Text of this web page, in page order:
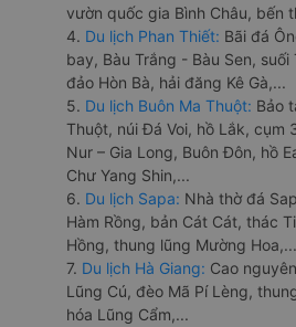
vườn quốc gia Bình Châu, bến
4. Du lịch Phan Thiết: Bãi đá
bay, Bàu Trắng - Bàu Sen,
đảo Hòn Bà, hải đăng Kê Gà,...
5. Du lịch Buôn Ma Thuột: Bảo
Thuột, núi Đá Voi, hồ Lắk, cụm
Nur – Gia Long, Buôn Đôn, hồ
Chư Yang Shin,...
6. Du lịch Sapa: Nhà thờ đá
Hàm Rồng, bản Cát Cát, thác
Hồng, thung lũng Mường Hoa,...
7. Du lịch Hà Giang: Cao
Lũng Cú, đèo Mã Pí Lèng,
hóa Lũng Cẩm,...